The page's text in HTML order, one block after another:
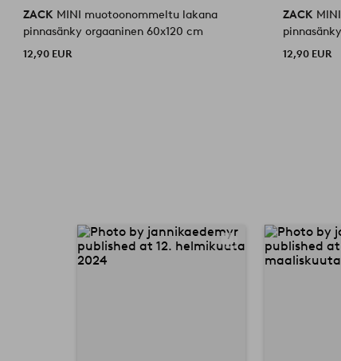
ZACK MINI muotoonommeltu lakana
pinnasänky orgaaninen 60x120 cm
12,90 EUR
ZACK
12,90 EUR